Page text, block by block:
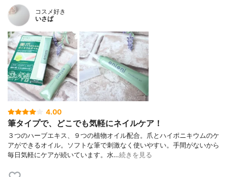
コスメ好き
いさぱ
4.00
筆タイプで、どこでも気軽にネイルケア！
３つのハーブエキス、９つの植物オイル配合。爪とハイポニキウムのケ
アができるオイル。ソフトな筆で刺激なく使いやすい。手間がないから
毎日気軽にケアが続いています。水…続きを見る